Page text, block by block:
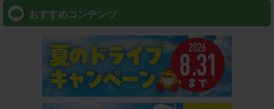
おすすめコンテンツ